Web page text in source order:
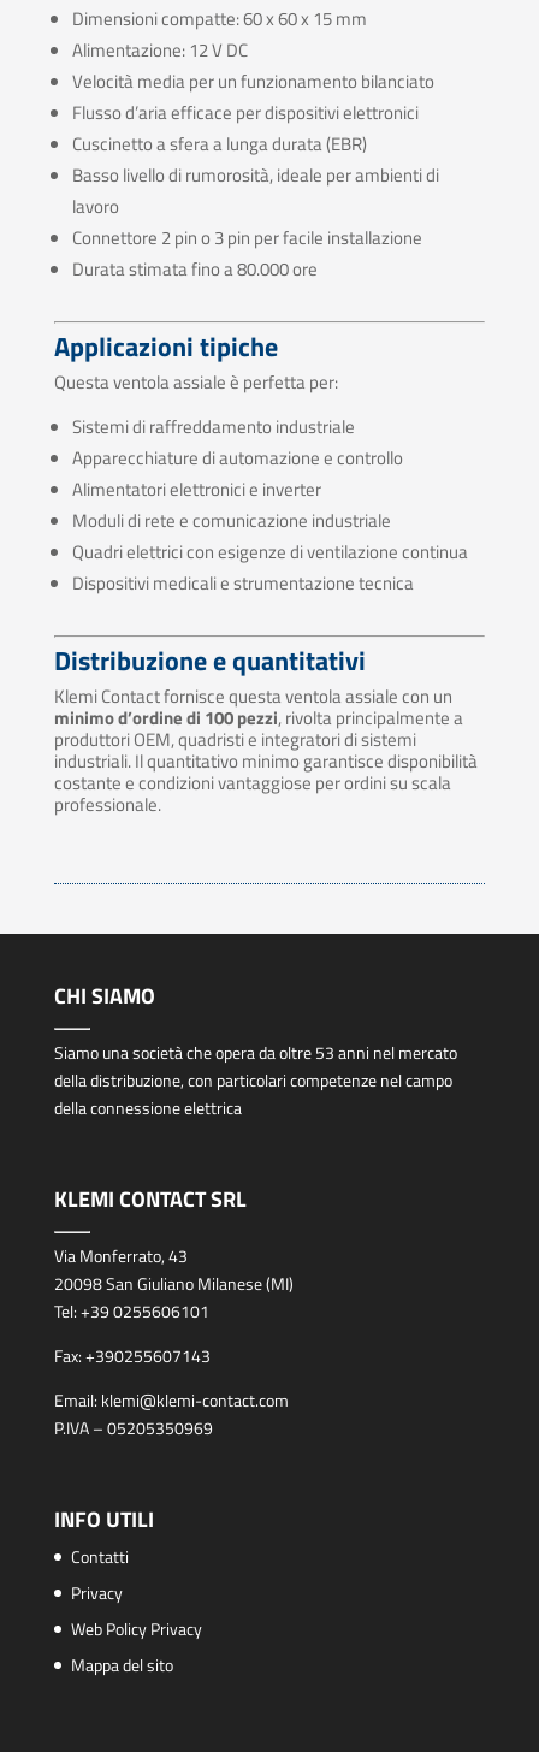
Dimensioni compatte: 60 x 60 x 15 mm
Alimentazione: 12 V DC
Velocità media per un funzionamento bilanciato
Flusso d’aria efficace per dispositivi elettronici
Cuscinetto a sfera a lunga durata (EBR)
Basso livello di rumorosità, ideale per ambienti di
lavoro
Connettore 2 pin o 3 pin per facile installazione
Durata stimata fino a 80.000 ore
Applicazioni tipiche
Questa ventola assiale è perfetta per:
Sistemi di raffreddamento industriale
Apparecchiature di automazione e controllo
Alimentatori elettronici e inverter
Moduli di rete e comunicazione industriale
Quadri elettrici con esigenze di ventilazione continua
Dispositivi medicali e strumentazione tecnica
Distribuzione e quantitativi
Klemi Contact fornisce questa ventola assiale con un
minimo d’ordine di 100 pezzi, rivolta principalmente a
produttori OEM, quadristi e integratori di sistemi
industriali. Il quantitativo minimo garantisce disponibilità
costante e condizioni vantaggiose per ordini su scala
professionale.
CHI SIAMO
Siamo una società che opera da oltre 53 anni nel mercato
della distribuzione, con particolari competenze nel campo
della connessione elettrica
KLEMI CONTACT SRL
Via Monferrato, 43
20098 San Giuliano Milanese (MI)
Tel:+39 0255606101
Fax:+390255607143
Email: klemi@klemi-contact.com
P.IVA – 05205350969
INFO UTILI
Contatti
Privacy
Web Policy Privacy
Mappa del sito